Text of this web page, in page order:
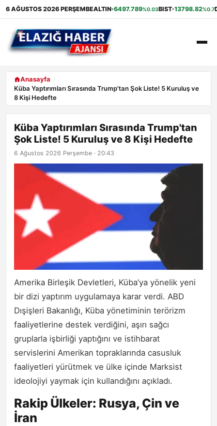
6 AĞUSTOS 2026 PERŞEMBEALTIN▾6497.789%0.03BIST▾13798.82%0.7
ANASAYFA
GÜNDEM
SAĞLIK
ALIŞVERIŞ
Anasayfa
Küba Yaptırımları Sırasında Trump'tan Şok Liste! 5 Kuruluş ve
8 Kişi Hedefte
Küba Yaptırımları Sırasında Trump'tan
Şok Liste! 5 Kuruluş ve 8 Kişi Hedefte
6 Ağustos 2026 Perşembe · 20:43
Amerika Birleşik Devletleri, Küba’ya yönelik yeni
bir dizi yaptırım uygulamaya karar verdi. ABD
Dışişleri Bakanlığı, Küba yönetiminin terörizm
faaliyetlerine destek verdiğini, aşırı sağcı
gruplarla işbirliği yaptığını ve istihbarat
servislerini Amerikan topraklarında casusluk
faaliyetleri yürütmek ve ülke içinde Marksist
ideolojiyi yaymak için kullandığını açıkladı.
Rakip Ülkeler: Rusya, Çin ve
İran